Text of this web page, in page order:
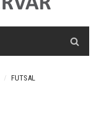
FUTSAL